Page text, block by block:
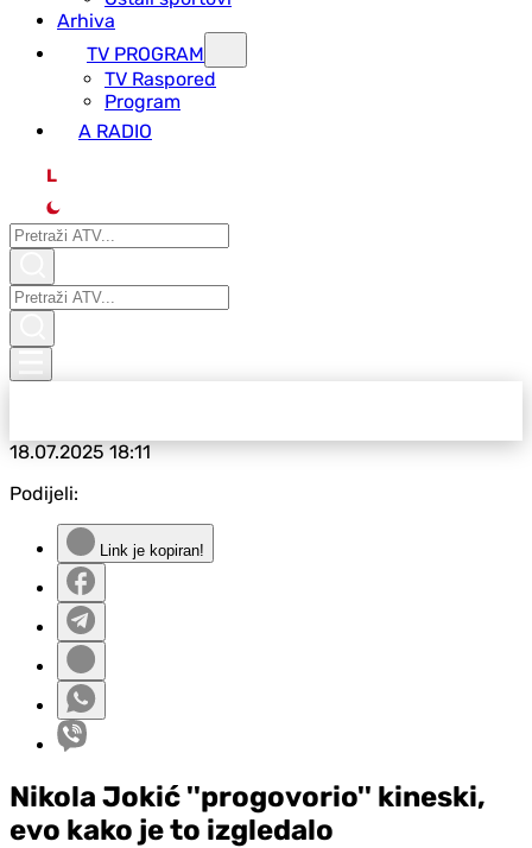
Arhiva
TV PROGRAM
ТV Raspored
Program
A RADIO
L
18.07.202518:11
Podijeli:
Link je kopiran!
Nikola Jokić ''progovorio'' kineski,
evo kako je to izgledalo